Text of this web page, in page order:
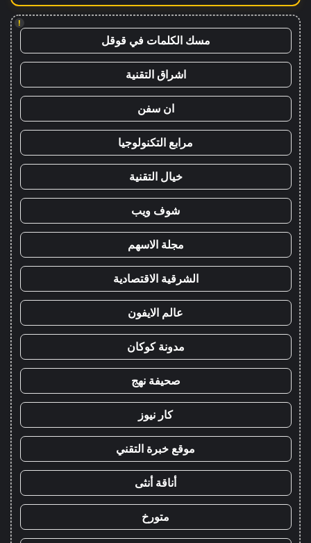
!
مسك الكلمات في قوقل
اشراق التقنية
ان سفن
مرابع التكنولوجيا
خيال التقنية
شوف ويب
مجلة الاسهم
الشرقية الاقتصادية
عالم الايفون
مدونة كوكان
صحيفة نهج
كار نيوز
موقع خبرة التقني
أناقة أنثى
متورخ